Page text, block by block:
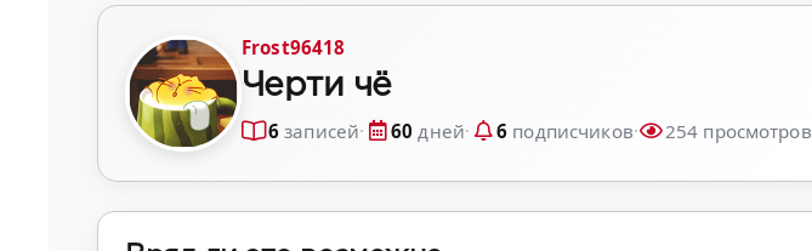
Frost96418
Черти чё
6записей· 60 дней· 6 подписчиков· 254 просмотров